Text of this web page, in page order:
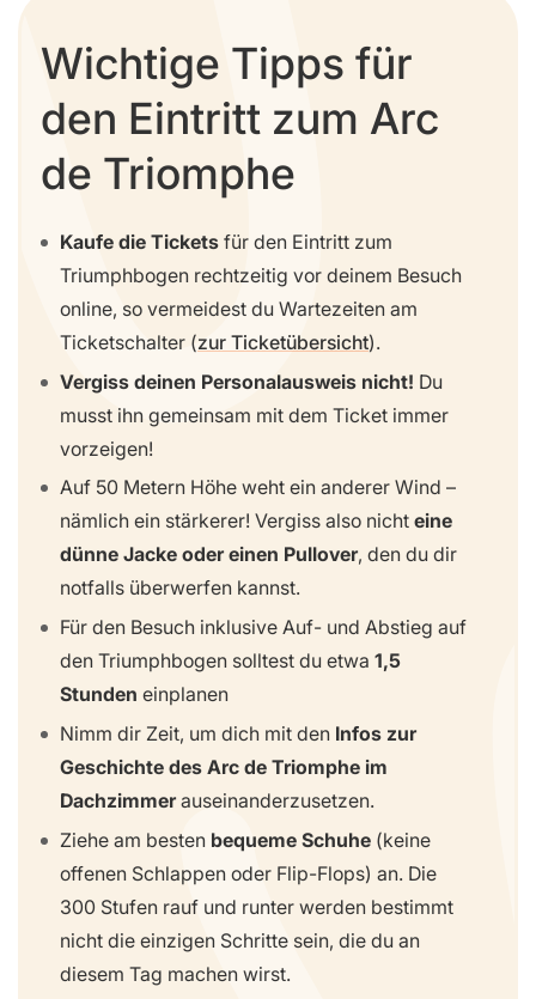
Wichtige Tipps für
den Eintritt zum Arc
de Triomphe
Kaufe die Tickets für den Eintritt zum
Triumphbogen rechtzeitig vor deinem Besuch
online, so vermeidest du Wartezeiten am
Ticketschalter (zur Ticketübersicht).
Vergiss deinen Personalausweis nicht! Du
musst ihn gemeinsam mit dem Ticket immer
vorzeigen!
Auf 50 Metern Höhe weht ein anderer Wind –
nämlich ein stärkerer! Vergiss also nicht eine
dünne Jacke oder einen Pullover, den du dir
notfalls überwerfen kannst.
Für den Besuch inklusive Auf- und Abstieg auf
den Triumphbogen solltest du etwa 1,5
Stunden einplanen
Nimm dir Zeit, um dich mit den Infos zur
Geschichte des Arc de Triomphe im
Dachzimmerauseinanderzusetzen.
Ziehe am besten bequeme Schuhe (keine
offenen Schlappen oder Flip-Flops) an. Die
300 Stufen rauf und runter werden bestimmt
nicht die einzigen Schritte sein, die du an
diesem Tag machen wirst.